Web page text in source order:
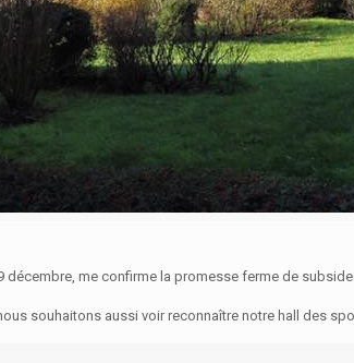
me confirme la promesse ferme de
souhaitons aussi voir reconnaître notre hall des